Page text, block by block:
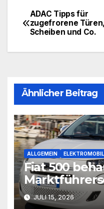
ADAC Tipps für
zugefrorene Türen,
Scheiben und Co.
Ähnlicher Beitrag
ALLGEMEIN
Fiat 500
Segment
JULI 15, 2026